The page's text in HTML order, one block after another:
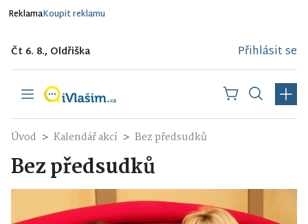
ReklamaKoupit reklamu
Čt 6. 8., Oldřiška Přihlásit se
Úvod Kalendář akcí Bez předsudků
Bez předsudků